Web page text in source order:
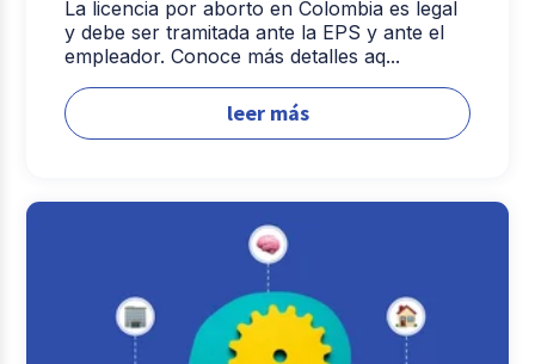
La licencia por aborto en Colombia es legal
y debe ser tramitada ante la EPS y ante el
empleador. Conoce más detalles aq...
leer más